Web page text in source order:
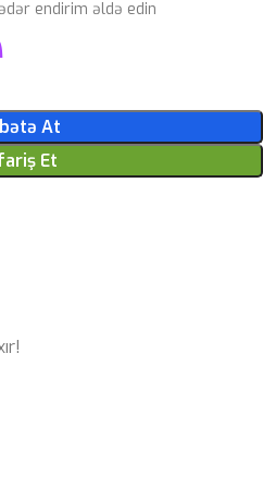
endirim əldə edin
At
Et